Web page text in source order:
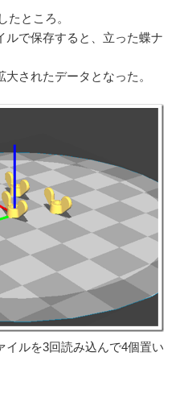
たところ。
ルで保存すると、立った蝶ナ
されたデータとなった。
イルを3回読み込んで4個置い